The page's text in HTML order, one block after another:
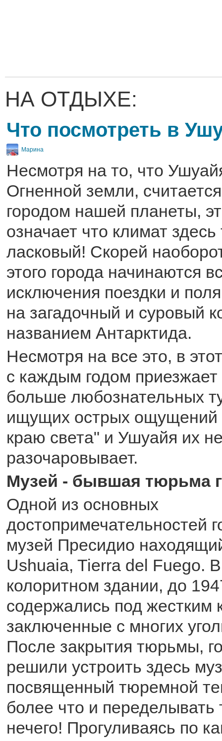
НА ОТДЫХЕ:
Что посмотреть в
Марина
Несмотря на то, что
Огненной земли,
городом нашей планеты,
означает что климат
ласковый! Скорей
этого города начинаются
исключения поездки и
на загадочный и суровый
названием Антарктида.
Несмотря на все это, в
с каждым годом
больше любознательных
ищущих острых ощущений
краю света" и Ушуайя их
разочаровывает.
Музей - бывшая тюрьма
Одной из основных
достопримечательностей
музей Пресидио
Ushuaia, Tierra del Fuego.
колоритном здании, до
содержались под жестким
заключенные с многих
После закрытия тюрьмы,
решили устроить здесь
посвященный тюремной
более что и
нечего! Прогуливаясь по